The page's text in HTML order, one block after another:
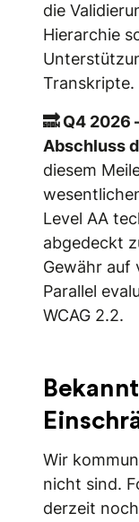
die
Hierarchie
Transkripte.
🔜 Q4
Abschluss
diesem
Level AA
abgedeckt
Gewähr auf
Parallel
WCAG 2.2.
Wir
nicht sind.
derzeit